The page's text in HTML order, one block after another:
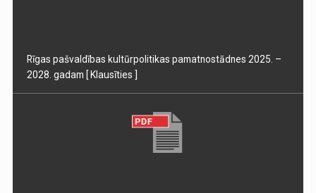
Rīgas pašvaldības kultūrpolitikas pamatnostādnes 2025. –
2028. gadam [ Klausīties ]